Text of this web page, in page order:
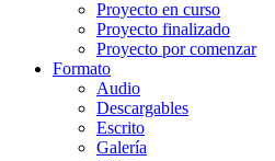
Proyecto en curso
Proyecto finalizado
Proyecto por comenzar
Formato
Audio
Descargables
Escrito
Galería